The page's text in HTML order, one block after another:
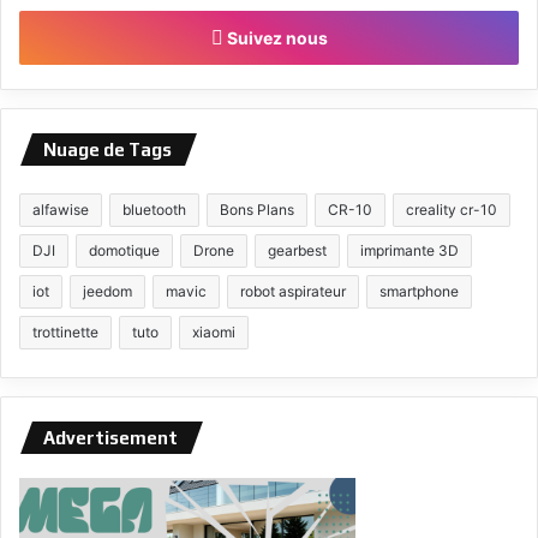
Suivez nous
Nuage de Tags
alfawise bluetooth Bons Plans CR-10 creality cr-10
DJI domotique Drone gearbest imprimante 3D
iot jeedom mavic robot aspirateur smartphone
trottinette tuto xiaomi
Advertisement